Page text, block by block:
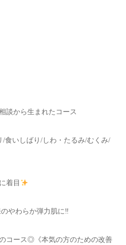
談から生まれたコース
食いしばり/しわ・たるみ/むくみ/
着目
やわらか弾力肌に‼︎
コース◎《本気の方のための改善